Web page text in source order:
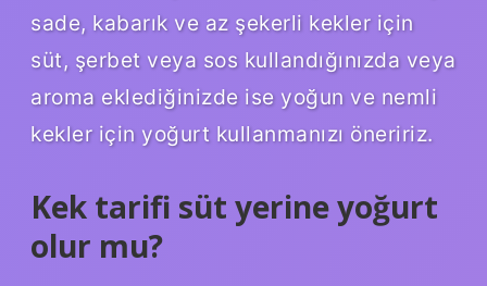
sade, kabarık ve az şekerli kekler için
süt, şerbet veya sos kullandığınızda veya
aroma eklediğinizde ise yoğun ve nemli
kekler için yoğurt kullanmanızı öneririz.
Kek tarifi süt yerine yoğurt
olur mu?